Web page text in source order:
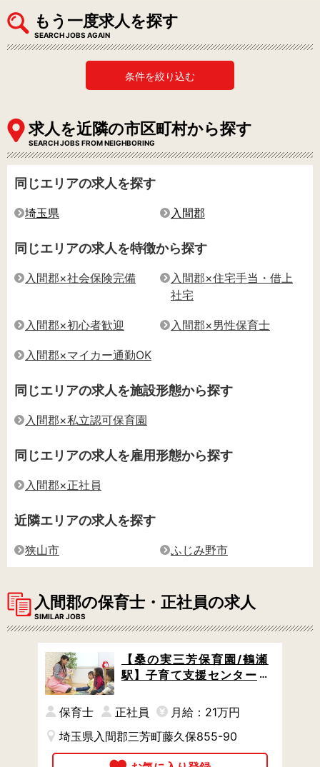
もう一度求人を探す
SEARCH JOBS AGAIN
条件を絞り込む
求人を近隣の市区町村から探す
SEARCH JOBS FROM NEIGHBORING
同じエリアの求人を探す
埼玉県 入間郡
同じエリアの求人を特徴から探す
入間郡×社会保険完備
入間郡×住宅手当・借上
社宅
入間郡×初心者歓迎 入間郡×男性保育士
入間郡×マイカー通勤OK
同じエリアの求人を施設形態から探す
入間郡×私立認可保育園
同じエリアの求人を雇用形態から探す
入間郡×正社員
近隣エリアの求人を探す
狭山市 ふじみ野市
入間郡の保育士・正社員の求人
SIMILAR JOBS
【桑の実三芳保育園/鶴瀬
駅】子育て支援センター併
妹園に派遣実績あり
保育士 正社員
月給：21万円
埼玉県入間郡三芳町藤久保855-90